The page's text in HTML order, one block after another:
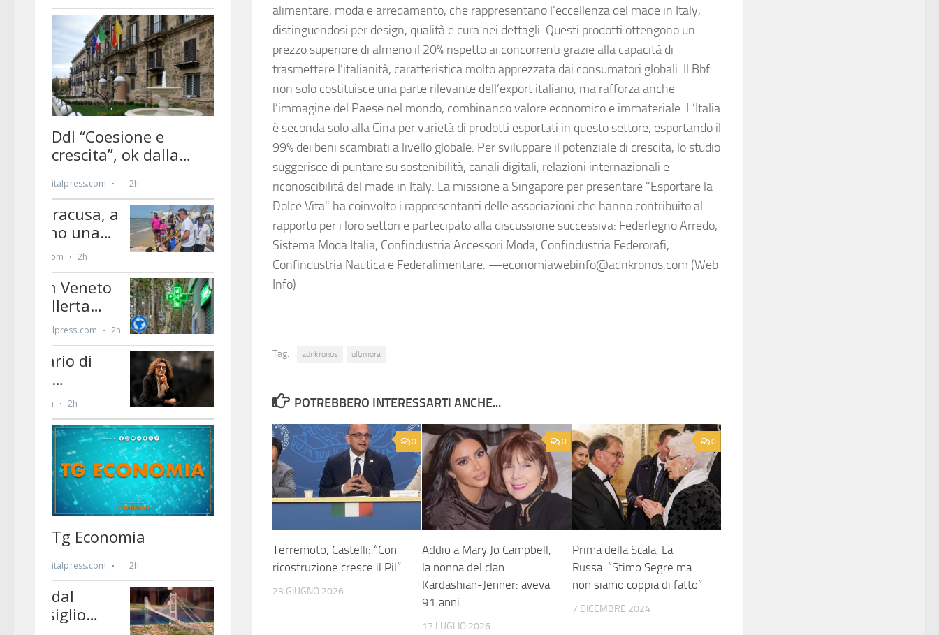
alimentare, moda e arredamento, che rappresentano l’eccellenza del made in Italy,
distinguendosi per design, qualità e cura nei dettagli. Questi prodotti ottengono un
prezzo superiore di almeno il 20% rispetto ai concorrenti grazie alla capacità di
trasmettere l’italianità, caratteristica molto apprezzata dai consumatori globali. Il Bbf
non solo costituisce una parte rilevante dell’export italiano, ma rafforza anche
l’immagine del Paese nel mondo, combinando valore economico e immateriale. L’Italia
è seconda solo alla Cina per varietà di prodotti esportati in questo settore, esportando il
99% dei beni scambiati a livello globale. Per sviluppare il potenziale di crescita, lo studio
suggerisce di puntare su sostenibilità, canali digitali, relazioni internazionali e
riconoscibilità del made in Italy. La missione a Singapore per presentare "Esportare la
Dolce Vita" ha coinvolto i rappresentanti delle associazioni che hanno contribuito al
rapporto per i loro settori e partecipato alla discussione successiva: Federlegno Arredo,
Sistema Moda Italia, Confindustria Accessori Moda, Confindustria Federorafi,
Confindustria Nautica e Federalimentare. —economiawebinfo@adnkronos.com (Web
Info)
Tag: adnkronos ultimora
POTREBBERO INTERESSARTI ANCHE...
0
Terremoto, Castelli: “Con
ricostruzione cresce il Pil”
23 GIUGNO 2026
0
Addio a Mary Jo Campbell,
la nonna del clan
Kardashian-Jenner: aveva
91 anni
17 LUGLIO 2026
0
Prima della Scala, La
Russa: “Stimo Segre ma
non siamo coppia di fatto”
7 DICEMBRE 2024